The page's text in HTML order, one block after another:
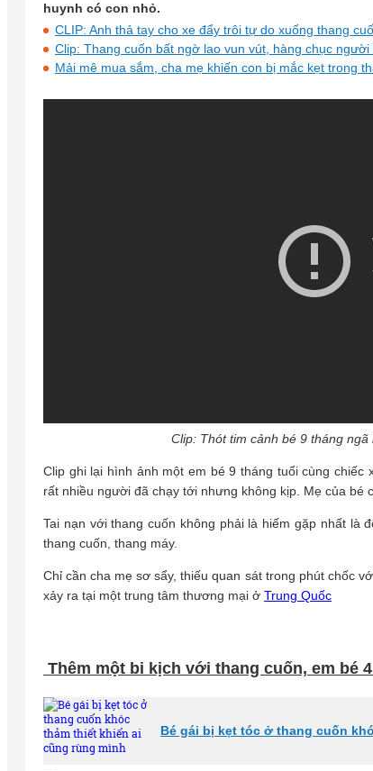
huynh có con nhỏ.
CLIP: Anh thả tay cho xe đẩy trôi tự do xuống thang
Clip: Thang cuốn bất ngờ lao vun vút, hàng chục
Mải mê mua sắm, cha mẹ khiến con bị mắc kẹt trong
Clip: Thót tim cảnh bé 9 tháng
Clip ghi lại hình ảnh một em bé 9 tháng tuổi cùng
rất nhiều người đã chạy tới nhưng không kịp. Mẹ của bé
Tai nạn với thang cuốn không phải là hiếm gặp nhất
thang cuốn, thang máy.
Chỉ cần cha mẹ sơ sẩy, thiếu quan sát trong phút chốc
xảy ra tại một trung tâm thương mại ở Trung Quốc
Thêm một bi kịch với thang cuốn, em bé
Bé gái bị kẹt tóc ở thang cuốn